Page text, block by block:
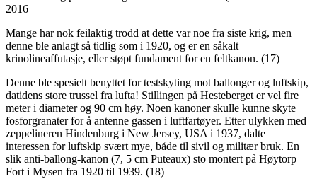
2016
Mange har nok feilaktig trodd at dette var noe fra siste krig, men
denne ble anlagt så tidlig som i 1920, og er en såkalt
krinolineaffutasje, eller støpt fundament for en feltkanon. (17)
Denne ble spesielt benyttet for testskyting mot ballonger og luftskip,
datidens store trussel fra lufta! Stillingen på Hesteberget er vel fire
meter i diameter og 90 cm høy. Noen kanoner skulle kunne skyte
fosforgranater for å antenne gassen i luftfartøyer. Etter ulykken med
zeppelineren Hindenburg i New Jersey, USA i 1937, dalte
interessen for luftskip svært mye, både til sivil og militær bruk. En
slik anti-ballong-kanon (7, 5 cm Puteaux) sto montert på Høytorp
Fort i Mysen fra 1920 til 1939. (18)